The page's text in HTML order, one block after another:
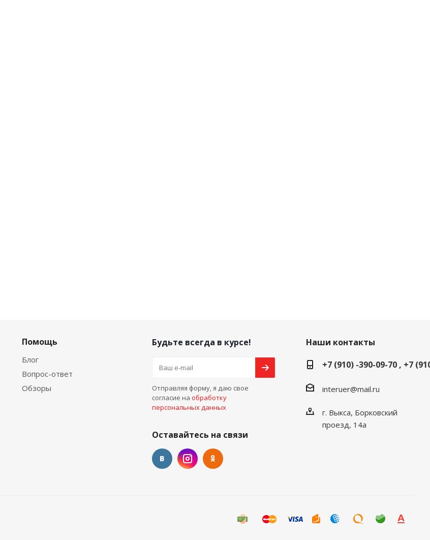
Помощь
Блог
Вопрос-ответ
Обзоры
Будьте всегда в курсе!
Отправляя форму, я даю свое
согласие на обработку
персональных данных
Оставайтесь на связи
Наши контакты
+7 (910) -390-09-70 , +7
interuer@mail.ru
г. Выкса, Борковский
проезд, 14а